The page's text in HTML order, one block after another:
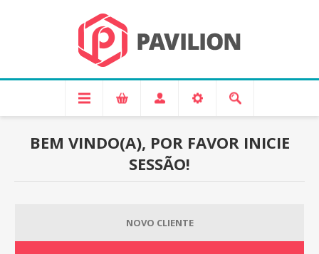
BEM VINDO(A), POR FAVOR INICIE
SESSÃO!
NOVO CLIENTE